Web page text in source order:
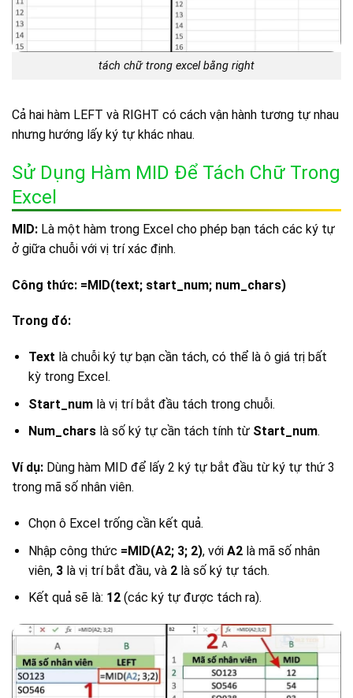
tách chữ trong excel bằng right
Cả hai hàm LEFT và RIGHT có cách vận hành tương tự nhau
nhưng hướng lấy ký tự khác nhau.
Sử Dụng Hàm MID Để Tách Chữ Trong
Excel
MID: Là một hàm trong Excel cho phép bạn tách các ký tự
ở giữa chuỗi với vị trí xác định.
Công thức: =MID(text; start_num; num_chars)
Trong đó:
Text là chuỗi ký tự bạn cần tách, có thể là ô giá trị bất
kỳ trong Excel.
Start_numlà vị trí bắt đầu tách trong chuỗi.
Num_charslà số ký tự cần tách tính từ Start_num.
Ví dụ: Dùng hàm MID để lấy 2 ký tự bắt đầu từ ký tự thứ 3
trong mã số nhân viên.
Chọn ô Excel trống cần kết quả.
Nhập công thức =MID(A2; 3; 2), với A2là mã số nhân
viên, 3là vị trí bắt đầu, và 2là số ký tự tách.
Kết quả sẽ là: 12(các ký tự được tách ra).